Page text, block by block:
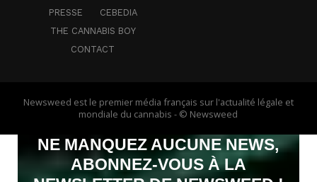
PRESSE
CEBEDIA
THE CANNABIS BOY
CONTACT
Newsweed est le premier média français sur l'actualité légale et
mondiale du cannabis - © Newsweed
NE MANQUEZ AUCUNE NEWS,
ABONNEZ-VOUS À LA